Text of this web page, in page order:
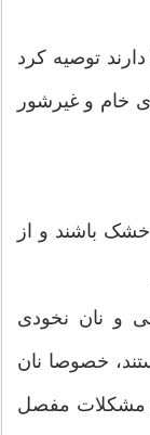
توصیه کرد
خام و غیرشور
باشند و از
و نان نخودی
خصوصا نان
مشکلات مفصل